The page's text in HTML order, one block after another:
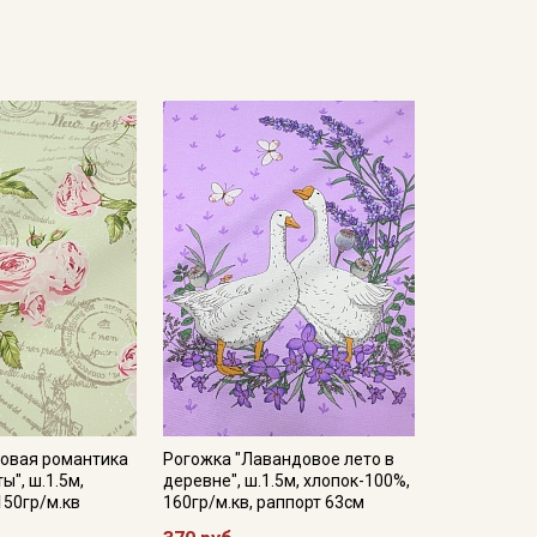
нитей две на две, в результате на
похоже на мешковину, редкое.
не накапливает статического
декоративные чехлы и наволочки на
набивными рисунками, которые очень
сумок — хозяйственных и модных женских
одежды.
на 10-15 мин.; без отжима повесить
обработке, следует оставлять припуски при
40С, деликатный режим; исключить отжим;
состоянии, гладить с изнаночной
в зависимости от настроек вашего монитора,
романтика
ш.1.5м,
м.кв
Рогожка "Лавандовое лето в
деревне", ш.1.5м, хлопок-100%,
160гр/м.кв, раппорт 63см